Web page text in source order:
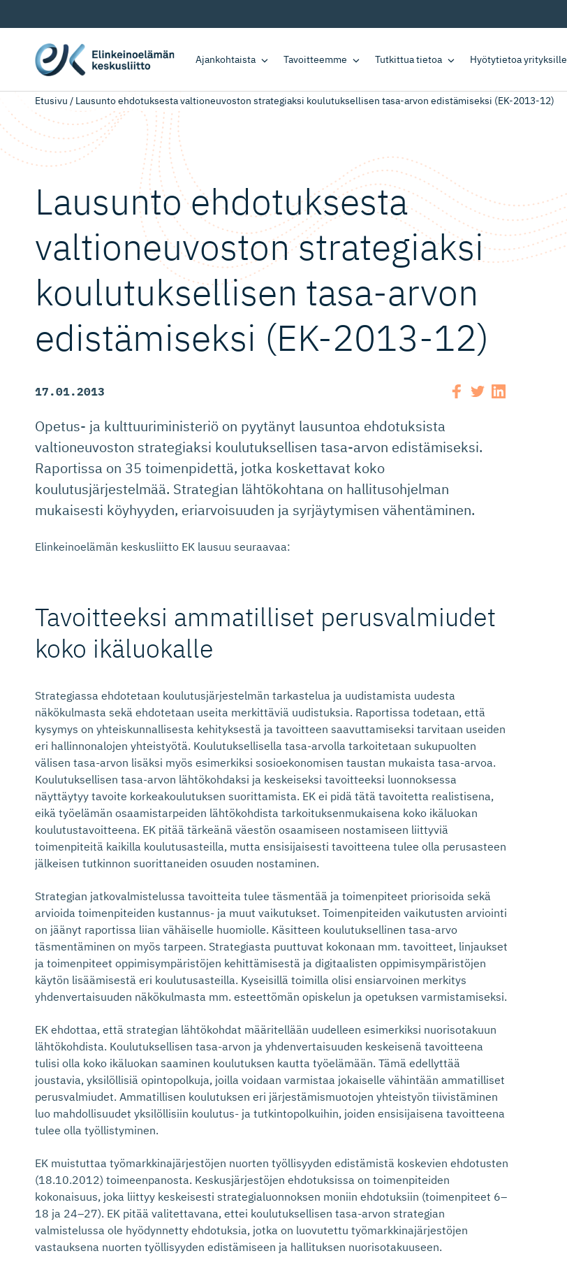
Ajankohtaista Tavoitteemme Tutkittua tietoa Hyötytietoa yrityksille
Etusivu / Lausunto ehdotuksesta valtioneuvoston strategiaksi koulutuksellisen tasa-arvon edistämiseksi (EK-2013-12)
Lausunto ehdotuksesta
valtioneu­voston strategiaksi
koulutuksellisen tasa-arvon
edistämiseksi (EK-2013-12)
17.01.2013
Opetus- ja kulttuuriministeriö on pyytänyt lausuntoa ehdotuksista
valtioneuvoston strategiaksi koulutuksellisen tasa-arvon edistämiseksi.
Raportissa on 35 toimenpidettä, jotka koskettavat koko
koulutusjärjestelmää. Strategian lähtökohtana on hallitusohjelman
mukaisesti köyhyyden, eriarvoisuuden ja syrjäytymisen vähentäminen.
Elinkeinoelämän keskusliitto EK lausuu seuraavaa:
Tavoitteeksi ammatilliset perusvalmiudet
koko ikäluokalle
Strategiassa ehdotetaan koulutusjärjestelmän tarkastelua ja uudistamista uudesta
näkökulmasta sekä ehdotetaan useita merkittäviä uudistuksia. Raportissa todetaan, että
kysymys on yhteiskunnallisesta kehityksestä ja tavoitteen saavuttamiseksi tarvitaan useiden
eri hallinnonalojen yhteistyötä. Koulutuksellisella tasa-arvolla tarkoitetaan sukupuolten
välisen tasa-arvon lisäksi myös esimerkiksi sosioekonomisen taustan mukaista tasa-arvoa.
Koulutuksellisen tasa-arvon lähtökohdaksi ja keskeiseksi tavoitteeksi luonnoksessa
näyttäytyy tavoite korkeakoulutuksen suorittamista. EK ei pidä tätä tavoitetta realistisena,
eikä työelämän osaamistarpeiden lähtökohdista tarkoituksenmukaisena koko ikäluokan
koulutustavoitteena. EK pitää tärkeänä väestön osaamiseen nostamiseen liittyviä
toimenpiteitä kaikilla koulutusasteilla, mutta ensisijaisesti tavoitteena tulee olla perusasteen
jälkeisen tutkinnon suorittaneiden osuuden nostaminen.
Strategian jatkovalmistelussa tavoitteita tulee täsmentää ja toimenpiteet priorisoida sekä
arvioida toimenpiteiden kustannus- ja muut vaikutukset. Toimenpiteiden vaikutusten arviointi
on jäänyt raportissa liian vähäiselle huomiolle. Käsitteen koulutuksellinen tasa-arvo
täsmentäminen on myös tarpeen. Strategiasta puuttuvat kokonaan mm. tavoitteet, linjaukset
ja toimenpiteet oppimisympäristöjen kehittämisestä ja digitaalisten oppimisympäristöjen
käytön lisäämisestä eri koulutusasteilla. Kyseisillä toimilla olisi ensiarvoinen merkitys
yhdenvertaisuuden näkökulmasta mm. esteettömän opiskelun ja opetuksen varmistamiseksi.
EK ehdottaa, että strategian lähtökohdat määritellään uudelleen esimerkiksi nuorisotakuun
lähtökohdista. Koulutuksellisen tasa-arvon ja yhdenvertaisuuden keskeisenä tavoitteena
tulisi olla koko ikäluokan saaminen koulutuksen kautta työelämään. Tämä edellyttää
joustavia, yksilöllisiä opintopolkuja, joilla voidaan varmistaa jokaiselle vähintään ammatilliset
perusvalmiudet. Ammatillisen koulutuksen eri järjestämismuotojen yhteistyön tiivistäminen
luo mahdollisuudet yksilöllisiin koulutus- ja tutkintopolkuihin, joiden ensisijaisena tavoitteena
tulee olla työllistyminen.
EK muistuttaa työmarkkinajärjestöjen nuorten työllisyyden edistämistä koskevien ehdotusten
(18.10.2012) toimeenpanosta. Keskusjärjestöjen ehdotuksissa on toimenpiteiden
kokonaisuus, joka liittyy keskeisesti strategialuonnoksen moniin ehdotuksiin (toimenpiteet 6–
18 ja 24–27). EK pitää valitettavana, ettei koulutuksellisen tasa-arvon strategian
valmistelussa ole hyödynnetty ehdotuksia, jotka on luovutettu työmarkkinajärjestöjen
vastauksena nuorten työllisyyden edistämiseen ja hallituksen nuorisotakuuseen.